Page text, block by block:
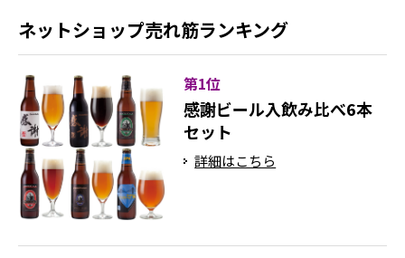
ネットショップ売れ筋ランキング
第1位
感謝ビール入飲み比べ6本
セット
詳細はこちら